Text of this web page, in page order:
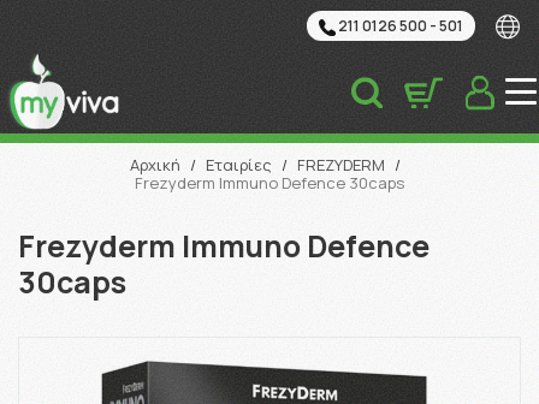
211 0126 500 - 501
Αναζήτηση
Αρχική / Εταιρίες / FREZYDERM /
Frezyderm Immuno Defence 30caps
Frezyderm Immuno Defence
30caps